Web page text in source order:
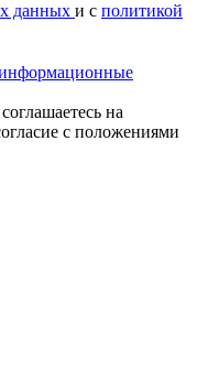
данных и с политикой
на
с положениями